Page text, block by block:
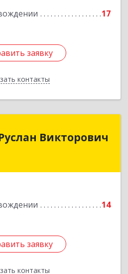
17
заявку
контакты
заявку
Назад
Викторович
14
заявку
контакты
обл, Холмский р-н, Холмск
заявку
Назад